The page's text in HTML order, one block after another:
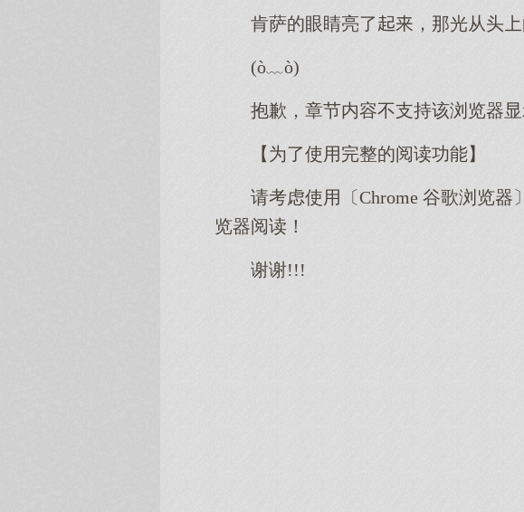
肯萨的眼睛亮了，那光从头
(ò﹏ò)
抱歉，章节内容不支持该浏览器显
【为了使用完整的阅读功能】
请考虑使用〔Chrome 谷歌浏览器
览器阅读！
谢谢!!!